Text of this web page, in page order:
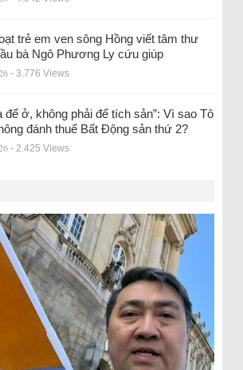
trẻ em ven sông Hồng viết tâm thư
bà Ngô Phương Ly cứu giúp
- 3.776 Views
để ở, không phải để tích sản”: Vì sao Tô
đánh thuế Bất Động sản thứ 2?
- 2.425 Views